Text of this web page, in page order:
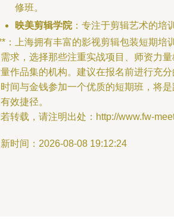
修班。
映美剪辑学院：专注于剪辑艺术的培
：上海拥有丰富的影视剪辑包装短期培
求，选择那些注重实战项目、师资力
作品集的机构。建议在报名前进行充
间与金钱参加一个优质的短期班，将
效捷径。
转载，请注明出处：http://www.fw-
时间：2026-08-08 19:12:24